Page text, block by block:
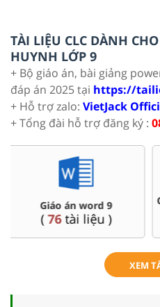
TÀI LIỆU CLC DÀNH
HUYNH LỚP 9
+ Bộ giáo án, bài giảng
đáp án 2025 tại https://
+ Hỗ trợ zalo: VietJack
+ Tổng đài hỗ trợ đăng ký :
Chuyên đề dạy thêm Toán,
Lí, Hóa ...9
(77 tài liệu )
XEM